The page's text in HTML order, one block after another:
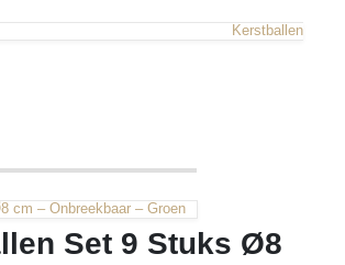
Kerstballen
cm – Onbreekbaar – Groen
Set 9 Stuks Ø8